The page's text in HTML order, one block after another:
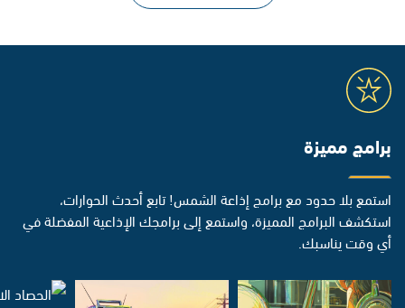
برامج مميزة
استمع بلا حدود مع برامج إذاعة الشمس! تابع أحدث الحوارات،
استكشف البرامج المميزة، واستمع إلى برامجك الإذاعية المفضلة في
أي وقت يناسبك.